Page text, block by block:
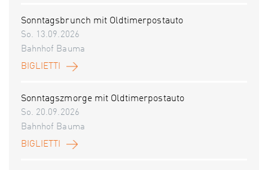
Sonntagsbrunch mit Oldtimerpostauto
So. 13.09.2026
Bahnhof Bauma
BIGLIETTI
Sonntagszmorge mit Oldtimerpostauto
So. 20.09.2026
Bahnhof Bauma
BIGLIETTI